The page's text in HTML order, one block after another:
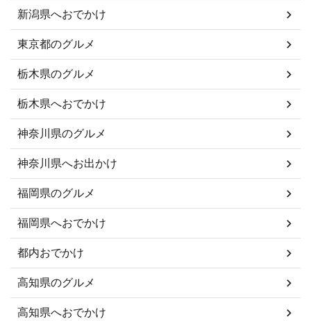
新潟県へおでかけ
東京都のグルメ
栃木県のグルメ
栃木県へおでかけ
神奈川県のグルメ
神奈川県へお出かけ
福岡県のグルメ
福岡県へおでかけ
都内おでかけ
高知県のグルメ
高知県へおでかけ